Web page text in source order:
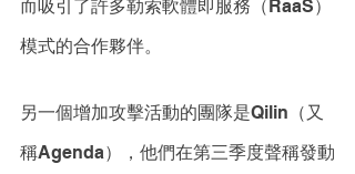
而吸引了許多勒索軟體即服務（RaaS）
模式的合作夥伴。
另一個增加攻擊活動的團隊是Qilin（又
稱Agenda），他們在第三季度聲稱發動